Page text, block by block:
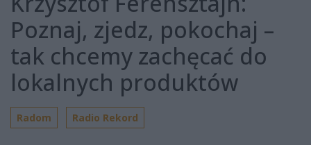
Poznaj, zjedz, pokochaj –
tak chcemy zachęcać do
lokalnych produktów
Radom Radio Rekord